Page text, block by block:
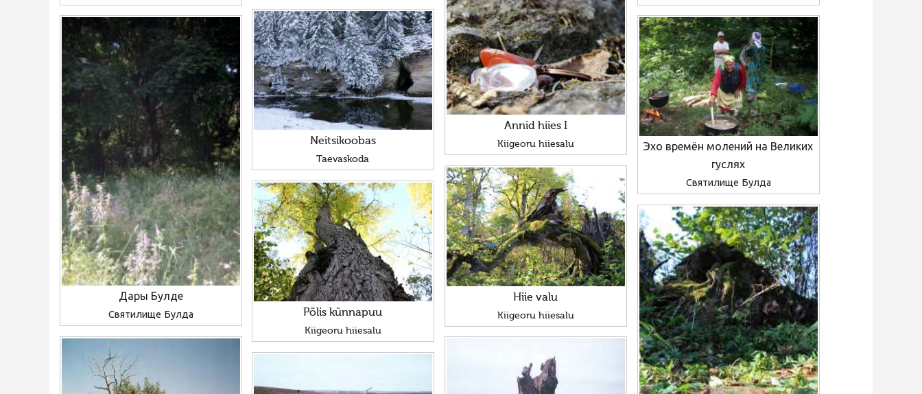
Annid hiies I
Kiigeoru hiiesalu
Neitsikoobas
Taevaskoda
Дары Булде
Святилище Булда
Эхо времён молений на Великих
гуслях
Святилище Булда
Hiie valu
Kiigeoru hiiesalu
Põlis künnapuu
Kiigeoru hiiesalu